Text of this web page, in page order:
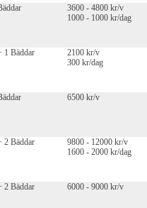
3600 - 4800 kr/v
1000 - 1000 kr/dag
1 Bäddar
2100 kr/v
300 kr/dag
6500 kr/v
2 Bäddar
9800 - 12000 kr/v
1600 - 2000 kr/dag
2 Bäddar 6000 - 9000 kr/v